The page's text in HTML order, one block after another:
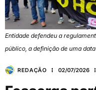
Entidade defendeu a
público, a definição de uma
REDAÇÃO 02/07/2026